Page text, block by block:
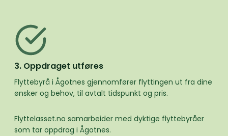
3. Oppdraget utføres
Flyttebyrå i Ågotnes gjennomfører flyttingen ut fra dine
ønsker og behov, til avtalt tidspunkt og pris.
Flyttelasset.no samarbeider med dyktige flyttebyråer
som tar oppdrag i Ågotnes.